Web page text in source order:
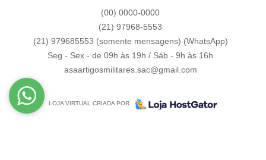
(00) 0000-0000
(21) 97968-5553
(21) 979685553 (somente mensagens) (WhatsApp)
Seg - Sex - de 09h às 19h / Sáb - 9h às 16h
asaartigosmilitares.sac@gmail.com
LOJA VIRTUAL CRIADA POR